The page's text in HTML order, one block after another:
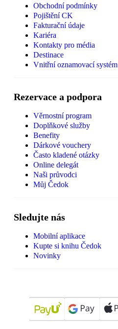
Obchodní podmínky
Pojištění CK
Fakturační údaje
Kariéra
Kontakty pro média
Destinace
Vnitřní oznamovací systém
Rezervace a podpora
Věrnostní program
Doplňkové služby
Benefity
Dárkové vouchery
Často kladené otázky
Online delegát
Naši průvodci
Můj Čedok
Sledujte nás
Mobilní aplikace
Kupte si knihu Čedok
Novinky